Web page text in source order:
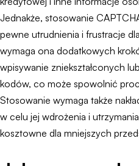
Jednakże, stosowanie
pewne utrudnienia i frustracje
wymaga ona dodatkowych
wpisywanie zniekształconych
kodów, co może spowolnić
Stosowanie wymaga także
w celu jej wdrożenia i
kosztowne dla mniejszych